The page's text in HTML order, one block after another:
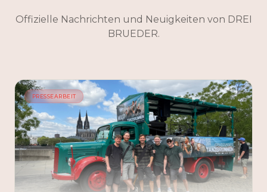
Offizielle Nachrichten und Neuigkeiten von DREI
BRUEDER.
PRESSEARBEIT